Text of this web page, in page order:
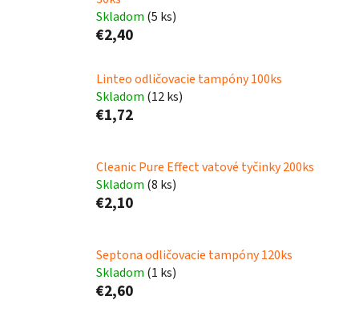
Skladom (5 ks)
€2,40
Linteo odličovacie tampóny 100ks
Skladom (12 ks)
€1,72
Cleanic Pure Effect vatové tyčinky 200ks
Skladom (8 ks)
€2,10
Septona odličovacie tampóny 120ks
Skladom (1 ks)
€2,60